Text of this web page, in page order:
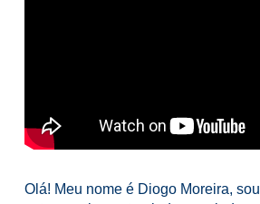
Olá! Meu nome é Diogo Moreira,